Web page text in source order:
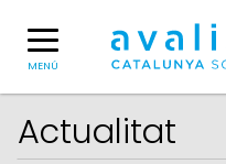
MENÚ
Actualitat